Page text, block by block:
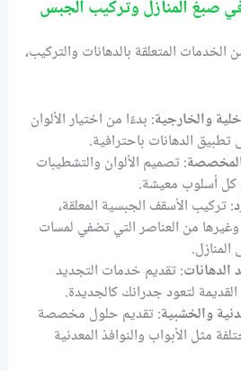
المنازل وتركيب الجبس
المتعلقة بالدهانات والتركيب،
والخارجية: بدءًا من اختيار الألوان
تطبيق الدهانات باحترافية.
: تصميم الألوان والتشطيبات
كل أسلوب معيشة.
: تركيب الأسقف الجبسية المعلقة،
وغيرها من العناصر التي تضفي لمسات
: تقديم خدمات التجديد
القديمة لتعود جدرانك كالجديدة.
والخشبية: تقديم حلول مخصصة
مثل الأبواب والنوافذ المعدنية